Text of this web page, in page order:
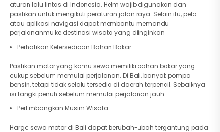
aturan lalu lintas di Indonesia. Helm wajib digunakan dan
pastikan untuk mengikuti peraturan jalan raya. Selain itu, peta
atau aplikasi navigasi dapat membantu memandu
perjalananmu ke destinasi wisata yang diinginkan.
Perhatikan Ketersediaan Bahan Bakar
Pastikan motor yang kamu sewa memiliki bahan bakar yang
cukup sebelum memulai perjalanan. Di Bali, banyak pompa
bensin, tetapi tidak selalu tersedia di daerah terpencil. Sebaiknya
isi tangki penuh sebelum memulai perjalanan jauh.
Pertimbangkan Musim Wisata
Harga sewa motor di Bali dapat berubah-ubah tergantung pada